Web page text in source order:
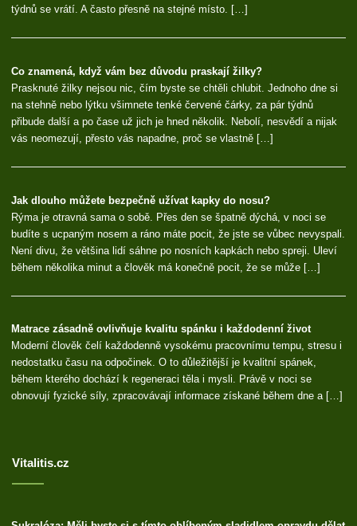
týdnů se vrátí. A často přesně na stejné místo. […]
Co znamená, když vám bez důvodu praskají žilky?
Prasknuté žilky nejsou nic, čím byste se chtěli chlubit. Jednoho dne si
na stehně nebo lýtku všimnete tenké červené čárky, za pár týdnů
přibude další a po čase už jich je hned několik. Nebolí, nesvědí a nijak
vás neomezují, přesto vás napadne, proč se vlastně […]
Jak dlouho můžete bezpečně užívat kapky do nosu?
Rýma je otravná sama o sobě. Přes den se špatně dýchá, v noci se
budíte s ucpaným nosem a ráno máte pocit, že jste se vůbec nevyspali.
Není divu, že většina lidí sáhne po nosních kapkách nebo spreji. Uleví
během několika minut a člověk má konečně pocit, že se může […]
Matrace zásadně ovlivňuje kvalitu spánku i každodenní život
Moderní člověk čelí každodenně vysokému pracovnímu tempu, stresu i
nedostatku času na odpočinek. O to důležitější je kvalitní spánek,
během kterého dochází k regeneraci těla i mysli. Právě v noci se
obnovují fyzické síly, zpracovávají informace získané během dne a […]
Vitalitis.cz